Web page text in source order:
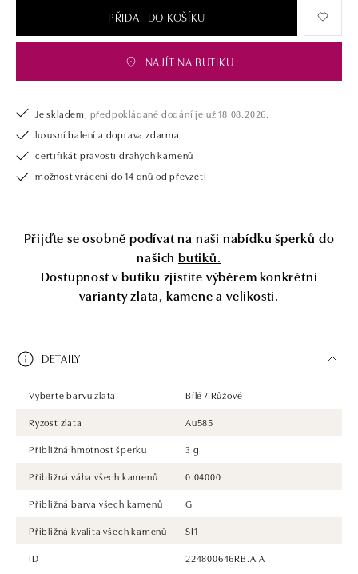
PŘIDAT DO KOŠÍKU
NAJÍT NA BUTIKU
Je skladem, předpokládané dodání je už 18.08.2026.
luxusní balení a doprava zdarma
certifikát pravosti drahých kamenů
možnost vrácení do 14 dnů od převzetí
Přijďte se osobně podívat na naši nabídku šperků do
našich butiků.
Dostupnost v butiku zjistíte výběrem konkrétní
varianty zlata, kamene a velikosti.
DETAILY
Vyberte barvu zlata
Bílé / Růžové
Ryzost zlata
Au585
Přibližná hmotnost šperku
3 g
Přibližná váha všech kamenů
0.04000
Přibližná barva všech kamenů
G
Přibližná kvalita všech kamenů
SI1
ID
224800646RB.A.A